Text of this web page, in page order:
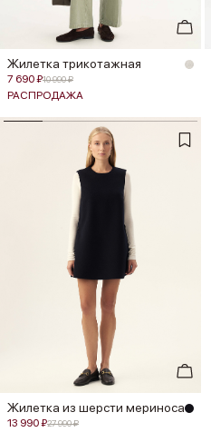
Жилетка трикотажная
7 690 ₽10 990 ₽
РАСПРОДАЖА
Жилетка из шерсти мериноса
13 990 ₽27 990 ₽